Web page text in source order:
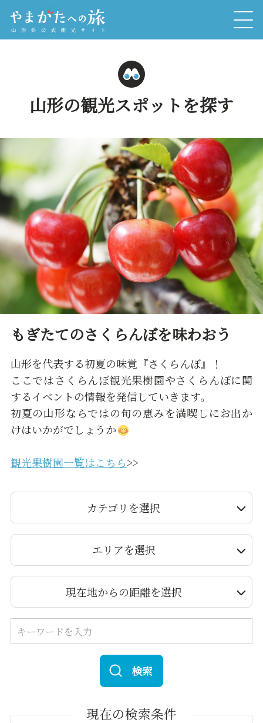
山形の観光スポットを探す
もぎたてのさくらんぼを味わおう
山形を代表する初夏の味覚『さくらんぼ』！
ここではさくらんぼ観光果樹園やさくらんぼに関
するイベントの情報を発信していきます。
初夏の山形ならではの旬の恵みを満喫しにお出か
けはいかがでしょうか
観光果樹園一覧はこちら>>
カテゴリを選択
エリアを選択
現在地からの距離を選択
検索
現在の検索条件